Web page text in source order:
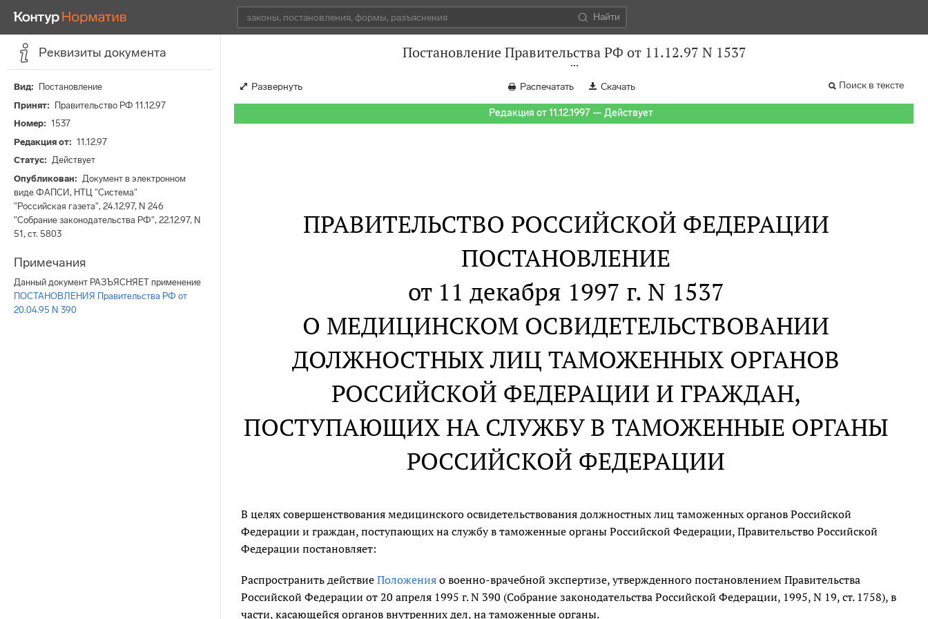
Найти
Реквизиты документа
Вид
Постановление
Принят
Правительство РФ 11.12.97
Номер
1537
Редакция от
11.12.97
Статус
Действует
Опубликован
Документ в электронном
виде ФАПСИ, НТЦ "Система"
"Российская газета", 24.12.97, N 246
"Собрание законодательства РФ", 22.12.97, N
51, ст. 5803
Примечания
Данный документ РАЗЪЯСНЯЕТ применение
ПОСТАНОВЛЕНИЯ Правительства РФ от
20.04.95 N 390
Постановление Правительства РФ от 11.12.97 N 1537
Развернуть Распечатать Скачать Поиск в тексте
Редакция от 11.12.1997 — Действует
ПРАВИТЕЛЬСТВО РОССИЙСКОЙ ФЕДЕРАЦИИ
ПОСТАНОВЛЕНИЕ
от 11 декабря 1997 г. N 1537
О МЕДИЦИНСКОМ ОСВИДЕТЕЛЬСТВОВАНИИ
ДОЛЖНОСТНЫХ ЛИЦ ТАМОЖЕННЫХ ОРГАНОВ
РОССИЙСКОЙ ФЕДЕРАЦИИ И ГРАЖДАН,
ПОСТУПАЮЩИХ НА СЛУЖБУ В ТАМОЖЕННЫЕ ОРГАНЫ
РОССИЙСКОЙ ФЕДЕРАЦИИ
В целях совершенствования медицинского освидетельствования должностных лиц таможенных органов Российской
Федерации и граждан, поступающих на службу в таможенные органы Российской Федерации, Правительство Российской
Федерации постановляет:
Распространить действие Положенияо военно-врачебной экспертизе, утвержденного постановлением Правительства
Российской Федерации от 20 апреля 1995 г. N 390 (Собрание законодательства Российской Федерации, 1995, N 19, ст. 1758), в
части, касающейся органов внутренних дел, на таможенные органы.